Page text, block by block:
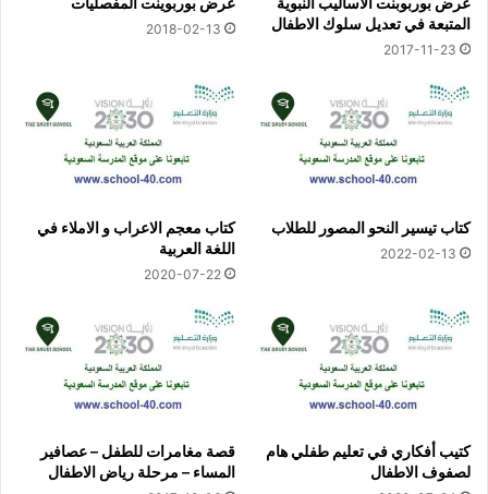
المتبعة في تعديل سلوك الاطفال
2017-11-23
2018-02-13
كتاب تيسير النحو المصور للطلاب
2022-02-13
كتاب معجم الاعراب و الاملاء في
اللغة العربية
2020-07-22
كتيب أفكاري في تعليم طفلي هام
لصفوف الاطفال
قصة مغامرات للطفل – عصافير
المساء – مرحلة رياض الاطفال